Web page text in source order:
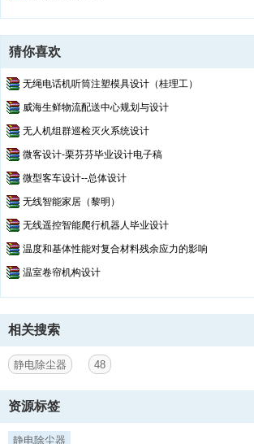
猜你喜欢
无绳电话机听筒注塑模具设计（桂理工）
威海生鲜物流配送中心规划与设计
无人机组群巡检灭火系统设计
微客设计-栗芬芬毕业设计电子稿
微型客车设计--总体设计
无线智能家居（黎明）
无线遥控智能爬行机器人毕业设计
温度和基体性能对复合材料残余应力的影响
温室卷帘机构设计
相关搜索
静电除尘器 48
资源标签
静电除尘器